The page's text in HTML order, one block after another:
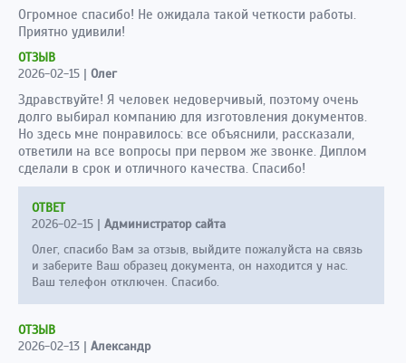
Огромное спасибо! Не ожидала такой четкости работы.
Приятно удивили!
ОТЗЫВ
2026-02-15 | Олег
Здравствуйте! Я человек недоверчивый, поэтому очень
долго выбирал компанию для изготовления документов.
Но здесь мне понравилось: все объяснили, рассказали,
ответили на все вопросы при первом же звонке. Диплом
сделали в срок и отличного качества. Спасибо!
ОТВЕТ
2026-02-15 | Администратор сайта
Олег, спасибо Вам за отзыв, выйдите пожалуйста на связь
и заберите Ваш образец документа, он находится у нас.
Ваш телефон отключен. Спасибо.
ОТЗЫВ
2026-02-13 | Александр